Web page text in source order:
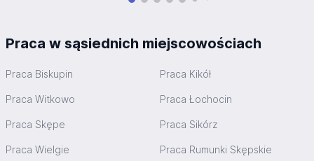
Praca w sąsiednich miejscowościach
Praca Biskupin Praca Kikół
Praca Witkowo Praca Łochocin
Praca Skępe Praca Sikórz
Praca Wielgie Praca Rumunki Skępskie